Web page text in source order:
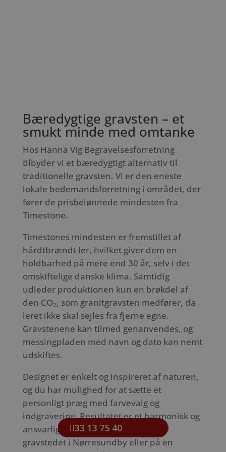
Bæredygtige gravsten – et
smukt minde med omtanke
Hos Hanna Vig Begravelsesforretning
tilbyder vi et bæredygtigt alternativ til
traditionelle gravsten. Vi er den eneste
lokale bedemandsforretning i området, der
fører de prisbelønnede mindesten fra
Timestone.
Timestones mindesten er fremstillet af
hårdtbrændt ler, hvilket giver dem en
holdbarhed på mere end 30 år, selv i det
omskiftelige danske klima. Samtidig
udleder produktionen kun en brøkdel af
den CO₂, som granitgravsten medfører, da
leret ikke skal sejles fra fjerne egne.
Gravstenene kan tilmed genanvendes, og
messingpladen med navn og dato kan nemt
udskiftes.
Designet er enkelt og inspireret af naturen,
og du har mulighed for at sætte et
personligt præg med farvevalg og
indgravering. Resultatet er et harmonisk og
ansvarligt minde, der kan stå ved
gravstedet i Nørresundby eller på en
33 13 75 40